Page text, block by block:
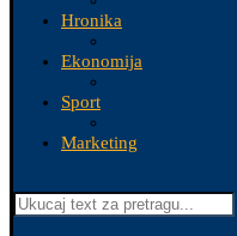
Hronika
Ekonomija
Sport
Marketing